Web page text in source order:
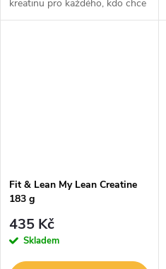
kreatinu pro každého, kdo chce
sílu, objem a regeneraci bez
Fit & Lean My Lean Creatine
183 g
435 Kč
Skladem